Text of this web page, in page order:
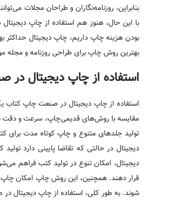
بنابراین، روزنامه‌نگاران و طراحان مجلات
با این حال، هنوز هم استفاده از چاپ
بودن هزینه چاپ داریم، چاپ دیجیتال حداکثر
بهترین روش چاپ برای طراحی روزنامه و مجله
استفاده از چاپ دیجیتال
استفاده از چاپ دیجیتال در صنعت چاپ کتاب
مقایسه با روش‌های قدیمی‌چاپ، سرعت و دقت
تولید جلدهای متنوع و چاپ کوتاه مدت برای
دیجیتال در حالتی که تقاضا پایینی دارد
دیجیتال، امکان تنوع در تولید کتب فراهم
قرار دهند. همچنین، این روش چاپ امکان
شوند. به طور کلی، استفاده از چاپ دیجیتال